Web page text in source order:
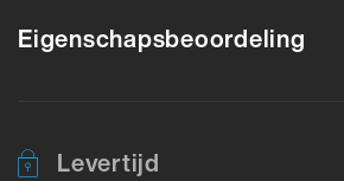
Eigenschapsbeoordeling
Levertijd